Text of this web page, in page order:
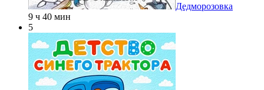
Дедморозовка
9 ч 40 мин
5